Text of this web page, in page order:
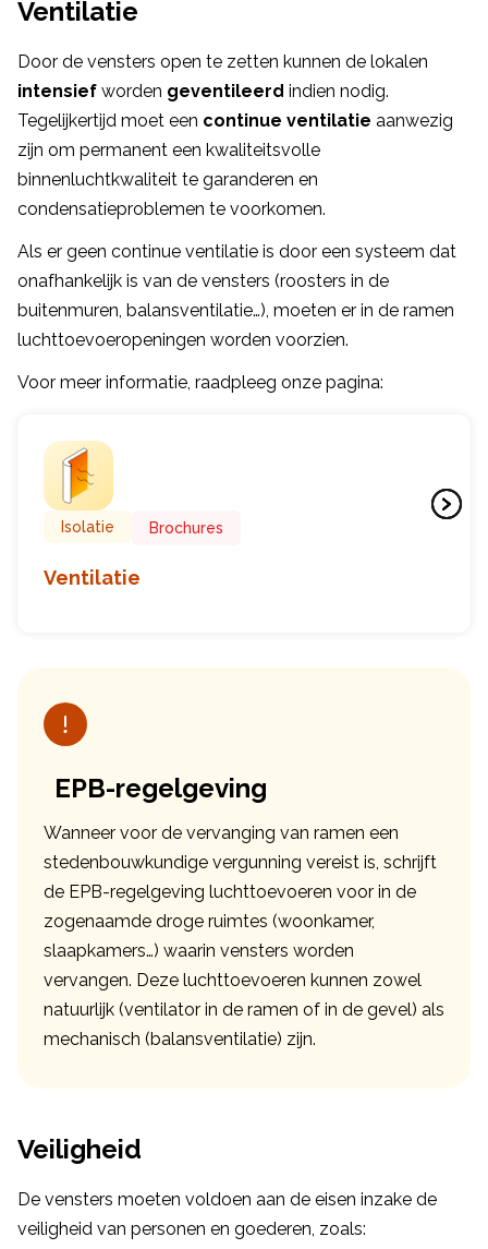
Ventilatie
Door de vensters open te zetten kunnen de lokalen
intensief worden geventileerd indien nodig.
Tegelijkertijd moet een continue ventilatie aanwezig
zijn om permanent een kwaliteitsvolle
binnenluchtkwaliteit te garanderen en
condensatieproblemen te voorkomen.
Als er geen continue ventilatie is door een systeem dat
onafhankelijk is van de vensters (roosters in de
buitenmuren, balansventilatie…), moeten er in de ramen
luchttoevoeropeningen worden voorzien.
Voor meer informatie, raadpleeg onze pagina:
Isolatie Brochures
Ventilatie
EPB-regelgeving
Wanneer voor de vervanging van ramen een
stedenbouwkundige vergunning vereist is, schrijft
de EPB-regelgeving luchttoevoeren voor in de
zogenaamde droge ruimtes (woonkamer,
slaapkamers…) waarin vensters worden
vervangen. Deze luchttoevoeren kunnen zowel
natuurlijk (ventilator in de ramen of in de gevel) als
mechanisch (balansventilatie) zijn.
Veiligheid
De vensters moeten voldoen aan de eisen inzake de
veiligheid van personen en goederen, zoals: